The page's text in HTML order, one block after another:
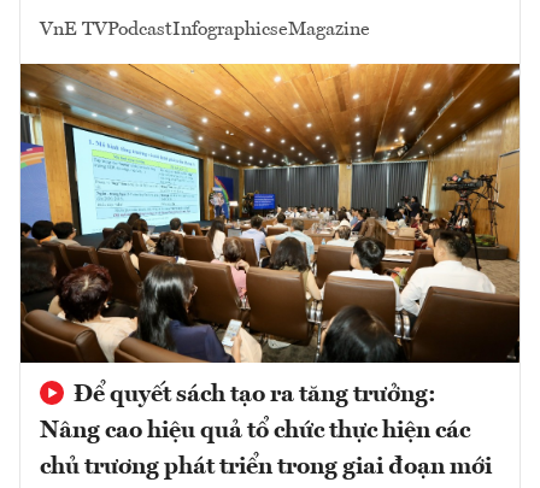
VnE TVPodcastInfographicseMagazine
Để quyết sách tạo ra tăng trưởng:
Nâng cao hiệu quả tổ chức thực hiện các
chủ trương phát triển trong giai đoạn mới